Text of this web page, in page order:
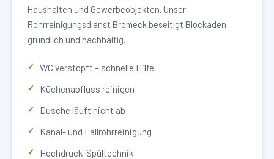
Haushalten und Gewerbeobjekten. Unser
Rohrreinigungsdienst Bromeck beseitigt Blockaden
gründlich und nachhaltig.
WC verstopft – schnelle Hilfe
Küchenabfluss reinigen
Dusche läuft nicht ab
Kanal- und Fallrohrreinigung
Hochdruck-Spültechnik